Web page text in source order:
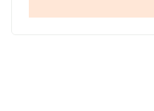
asciende a 22.737